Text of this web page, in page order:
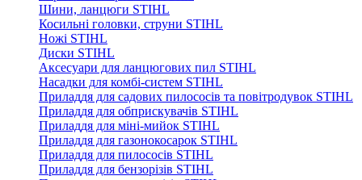
Шини, ланцюги STIHL
Косильні головки, струни STIHL
Ножі STIHL
Диски STIHL
Аксесуари для ланцюгових пил STIHL
Насадки для комбі-систем STIHL
Приладдя для садових пилососів та повітродувок STIHL
Приладдя для обприскувачів STIHL
Приладдя для міні-мийок STIHL
Приладдя для газонокосарок STIHL
Приладдя для пилососів STIHL
Приладдя для бензорізів STIHL